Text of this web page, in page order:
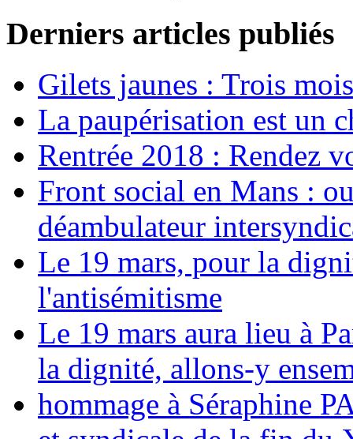
Derniers articles publiés
Gilets jaunes : Trois
La paupérisation est un
Rentrée 2018 : Rendez
Front social en Mans :
déambulateur
Le 19 mars, pour la
l'antisémitisme
Le 19 mars aura lieu à
la dignité, allons-y
hommage à Séraphine